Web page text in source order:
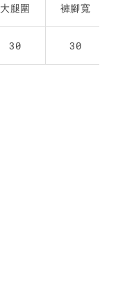
大腿圍 褲腳寬
30 30